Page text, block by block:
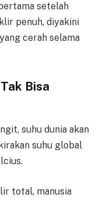
setelah
penuh, diyakini
cerah selama
Bisa
suhu dunia akan
suhu global
total, manusia